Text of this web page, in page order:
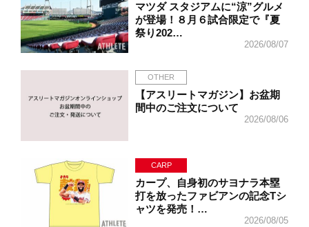
マツダ スタジアムに“涼”グルメ
が登場！８月６試合限定で『夏
祭り202…
2026/08/07
OTHER
【アスリートマガジン】お盆期
間中のご注文について
2026/08/06
CARP
カープ、自身初のサヨナラ本塁
打を放ったファビアンの記念Tシ
ャツを発売！…
2026/08/05